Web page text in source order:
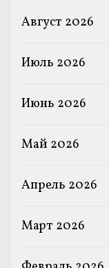
Август 2026
Июль 2026
Июнь 2026
Май 2026
Апрель 2026
Март 2026